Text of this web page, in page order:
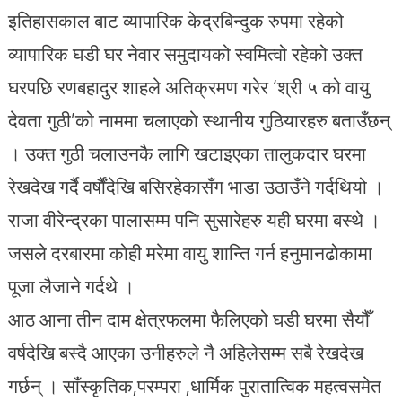
इतिहासकाल बाट व्यापारिक केद्रबिन्दुक रुपमा रहेको
व्यापारिक घडी घर नेवार समुदायको स्वमित्वो रहेको उक्त
घरपछि रणबहादुर शाहले अतिक्रमण गरेर ‘श्री ५ को वायु
देवता गुठी’को नाममा चलाएकाे स्थानीय गुठियारहरु बताउँछन्
। उक्त गुठी चलाउनकै लागि खटाइएका तालुकदार घरमा
रेखदेख गर्दै वर्षौंदेखि बसिरहेकासँग भाडा उठाउँने गर्दथियो ।
राजा वीरेन्द्रका पालासम्म पनि सुसारेहरु यही घरमा बस्थे ।
जसले दरबारमा कोही मरेमा वायु शान्ति गर्न हनुमानढोकामा
पूजा लैजाने गर्दथे ।
आठ आना तीन दाम क्षेत्रफलमा फैलिएको घडी घरमा सैयौँ
वर्षदेखि बस्दै आएका उनीहरुले नै अहिलेसम्म सबै रेखदेख
गर्छन् । साँस्कृतिक,परम्परा ,धार्मिक पुरातात्विक महत्वसमेत